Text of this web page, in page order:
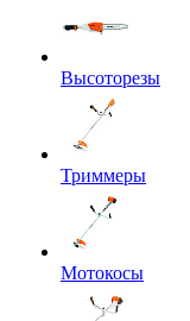
Высоторезы
Триммеры
Мотокосы